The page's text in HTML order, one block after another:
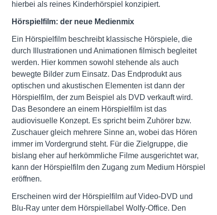
hierbei als reines Kinderhörspiel konzipiert.
Hörspielfilm: der neue Medienmix
Ein Hörspielfilm beschreibt klassische Hörspiele, die
durch Illustrationen und Animationen filmisch begleitet
werden. Hier kommen sowohl stehende als auch
bewegte Bilder zum Einsatz. Das Endprodukt aus
optischen und akustischen Elementen ist dann der
Hörspielfilm, der zum Beispiel als DVD verkauft wird.
Das Besondere an einem Hörspielfilm ist das
audiovisuelle Konzept. Es spricht beim Zuhörer bzw.
Zuschauer gleich mehrere Sinne an, wobei das Hören
immer im Vordergrund steht. Für die Zielgruppe, die
bislang eher auf herkömmliche Filme ausgerichtet war,
kann der Hörspielfilm den Zugang zum Medium Hörspiel
eröffnen.
Erscheinen wird der Hörspielfilm auf Video-DVD und
Blu-Ray unter dem Hörspiellabel Wolfy-Office. Den